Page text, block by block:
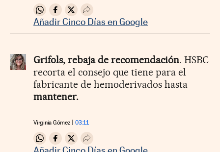
Compartir en Whatsapp
Compartir en Facebook
Compartir en Twitter
Desplegar Redes Sociales
Añadir Cinco Días en Google
Grifols, rebaja de recomendación. HSBC
recorta el consejo que tiene para el
fabricante de hemoderivados hasta
mantener.
Virginia Gómez 03:11
Compartir en Whatsapp
Compartir en Facebook
Compartir en Twitter
Desplegar Redes Sociales